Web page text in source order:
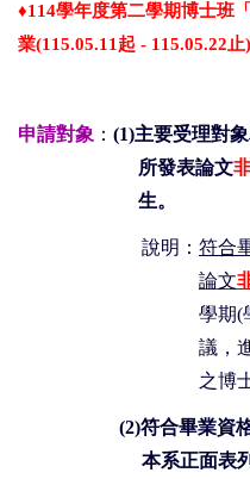
♦114學年度第二學期博士班
業(115.05.11 起 - 115.05.22 止)
申請對象 ： (1)主要受理對
所發表論文
生。
說明： 符合
論文
學期(
議，
之博
(2)符合畢業資
本系正面表